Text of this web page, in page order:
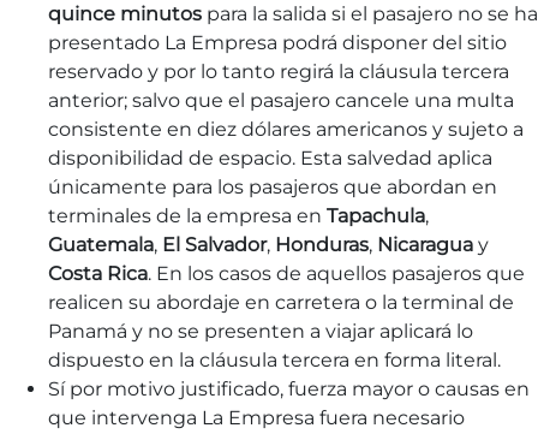
quince minutos para la salida si el pasajero no se ha
presentado La Empresa podrá disponer del sitio
reservado y por lo tanto regirá la cláusula tercera
anterior; salvo que el pasajero cancele una multa
consistente en diez dólares americanos y sujeto a
disponibilidad de espacio. Esta salvedad aplica
únicamente para los pasajeros que abordan en
terminales de la empresa en Tapachula,
Guatemala, El Salvador, Honduras, Nicaragua y
Costa Rica. En los casos de aquellos pasajeros que
realicen su abordaje en carretera o la terminal de
Panamá y no se presenten a viajar aplicará lo
dispuesto en la cláusula tercera en forma literal.
Sí por motivo justificado, fuerza mayor o causas en
que intervenga La Empresa fuera necesario